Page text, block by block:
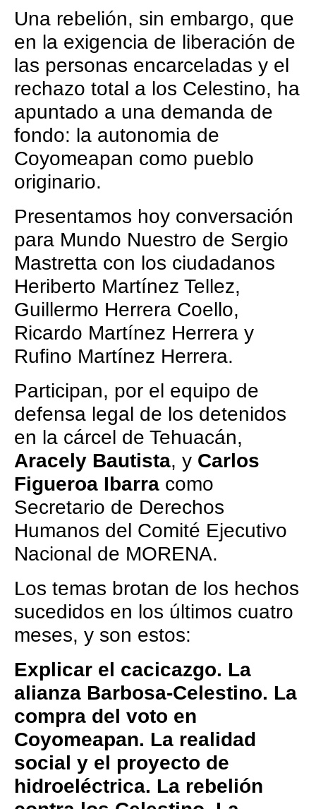
Una rebelión, sin embargo, que
en la exigencia de liberación de
las personas encarceladas y el
rechazo total a los Celestino, ha
apuntado a una demanda de
fondo: la autonomia de
Coyomeapan como pueblo
originario.
Presentamos hoy conversación
para Mundo Nuestro de Sergio
Mastretta con los ciudadanos
Heriberto Martínez Tellez,
Guillermo Herrera Coello,
Ricardo Martínez Herrera y
Rufino Martínez Herrera.
Participan, por el equipo de
defensa legal de los detenidos
en la cárcel de Tehuacán,
Aracely Bautista, y Carlos
Figueroa Ibarra como
Secretario de Derechos
Humanos del Comité Ejecutivo
Nacional de MORENA.
Los temas brotan de los hechos
sucedidos en los últimos cuatro
meses, y son estos:
Explicar el cacicazgo. La
alianza Barbosa-Celestino. La
compra del voto en
Coyomeapan. La realidad
social y el proyecto de
hidroeléctrica. La rebelión